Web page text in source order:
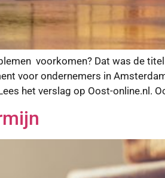
voorkomen? Dat was de
voor ondernemers in
het verslag op Oost-online.nl.